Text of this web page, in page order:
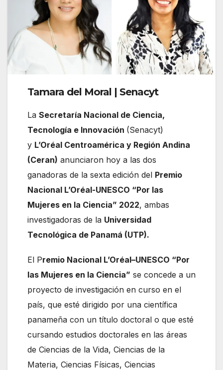
Tamara del Moral | Senacyt
La Secretaría Nacional de Ciencia,
Tecnología e Innovación (Senacyt)
y L’Oréal Centroamérica y Región Andina
(Ceran) anunciaron hoy a las dos
ganadoras de la sexta edición del Premio
Nacional L’Oréal-UNESCO “Por las
Mujeres en la Ciencia” 2022, ambas
investigadoras de la Universidad
Tecnológica de Panamá (UTP).
El Premio Nacional L’Oréal–UNESCO “Por
las Mujeres en la Ciencia” se concede a un
proyecto de investigación en curso en el
país, que esté dirigido por una científica
panameña con un título doctoral o que esté
cursando estudios doctorales en las áreas
de Ciencias de la Vida, Ciencias de la
Materia, Ciencias Físicas, Ciencias